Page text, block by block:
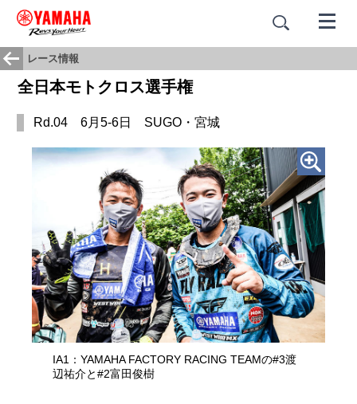
レース情報
全日本モトクロス選手権
Rd.04 6月5-6日 SUGO・宮城
IA1：YAMAHA FACTORY RACING TEAMの#3渡
辺祐介と#2富田俊樹